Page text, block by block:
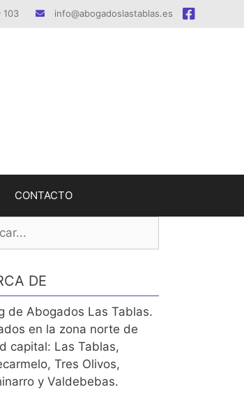
103 info@abogadoslastablas.es
CONTACTO
DE
de Abogados Las Tablas.
en la zona norte de
capital: Las Tablas,
Tres Olivos,
y Valdebebas.